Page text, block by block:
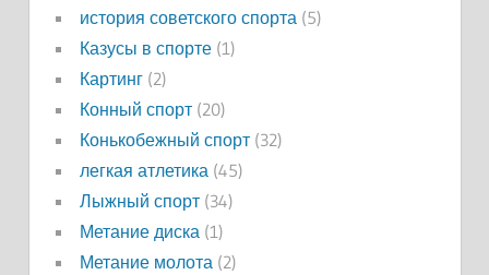
история советского спорта(5)
Казусы в спорте(1)
Картинг(2)
Конный спорт(20)
Конькобежный спорт(32)
легкая атлетика(45)
Лыжный спорт(34)
Метание диска(1)
Метание молота(2)